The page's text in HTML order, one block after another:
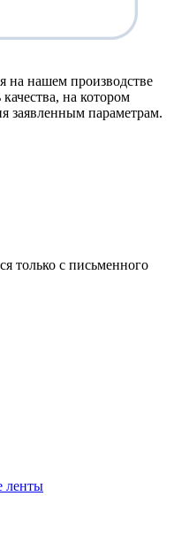
на нашем производстве
на котором
заявленным параметрам.
только с письменного
ленты